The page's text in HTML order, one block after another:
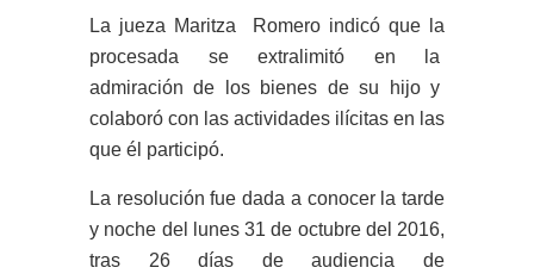
La jueza Maritza Romero indicó que la
procesada se extralimitó en la
admiración de los bienes de su hijo y
colaboró con las actividades ilícitas en las
que él participó.
La resolución fue dada a conocer la tarde
y noche del lunes 31 de octubre del 2016,
tras 26 días de audiencia de